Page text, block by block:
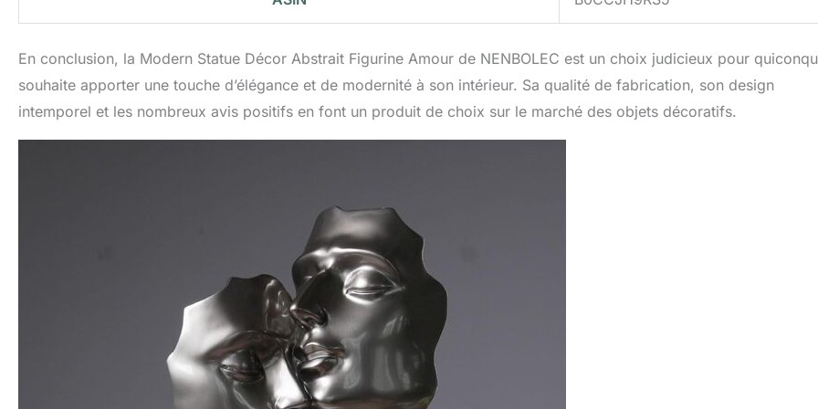
En conclusion, la Modern Statue Décor Abstrait Figurine Amour de NENBOLEC est un choix judicieux pour
souhaite apporter une touche d’élégance et de modernité à son intérieur. Sa qualité de fabrication, son design
intemporel et les nombreux avis positifs en font un produit de choix sur le marché des objets décoratifs.